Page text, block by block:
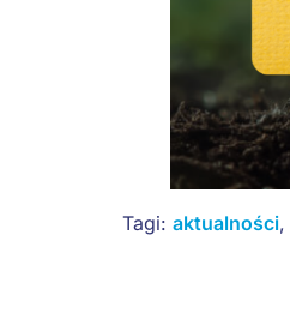
Tagi: aktualności,